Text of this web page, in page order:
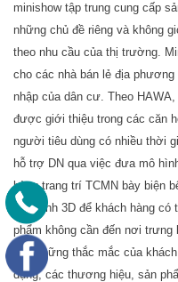
minishow tập trung cung cấp
những chủ đề riêng và không
theo nhu cầu của thị trường.
cho các nhà bán lẻ địa
nhập của dân cư. Theo
được giới thiệu trong các căn
người tiêu dùng có nhiều thời
hỗ trợ DN qua việc đưa mô
hàng trang trí TCMN bày biện
hình ảnh 3D để khách hàng
phẩm không cần đến nơi
tiếp những thắc mắc của
dụng, các thương hiệu, sản